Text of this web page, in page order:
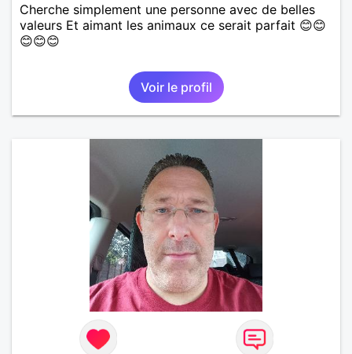
Cherche simplement une personne avec de belles
valeurs Et aimant les animaux ce serait parfait 😊😊
😊😊😊
Voir le profil